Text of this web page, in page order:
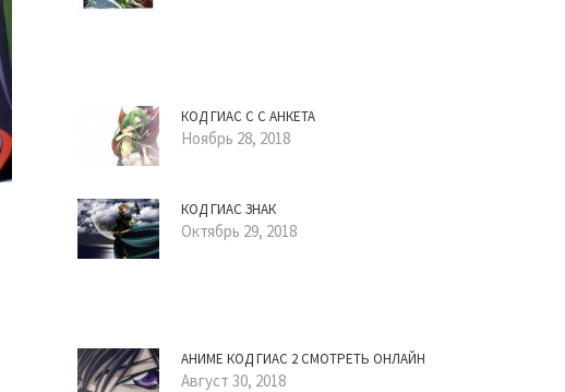
КОД ГИАС С С АНКЕТА
Ноябрь 28, 2018
КОД ГИАС ЗНАК
Октябрь 29, 2018
АНИМЕ КОД ГИАС 2 СМОТРЕТЬ ОНЛАЙН
Август 30, 2018